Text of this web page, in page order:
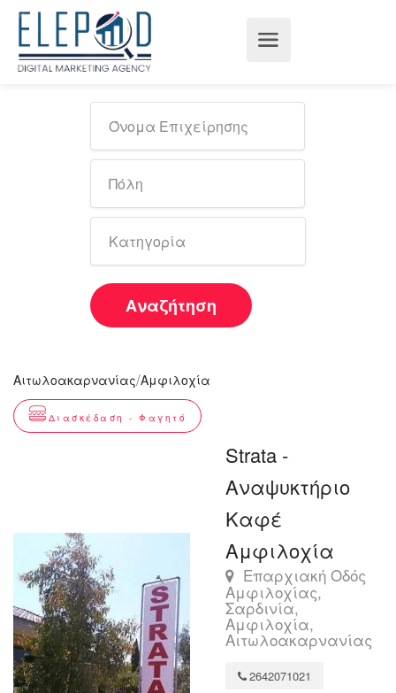
Αναζήτηση
Αιτωλοακαρνανίας/Αμφιλοχία
Διασκέδαση - Φαγητό
Strata -
Αναψυκτήριο
Καφέ
Αμφιλοχία
Επαρχιακή Οδός
Αμφιλοχίας,
Σαρδινία,
Αμφιλοχία,
Αιτωλοακαρνανίας
2642071021